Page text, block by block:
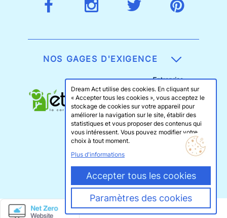
NOS GAGES D'EXIGENCE
Dream Act utilise des cookies. En cliquant sur
« Accepter tous les cookies », vous acceptez le
stockage de cookies sur votre appareil pour
améliorer la navigation sur le site, établir des
statistiques et vous proposer des contenus qui
vous intéressent. Vous pouvez modifier votre
choix à tout moment.
Plus d'informations
Accepter tous les cookies
Paramètres des cookies